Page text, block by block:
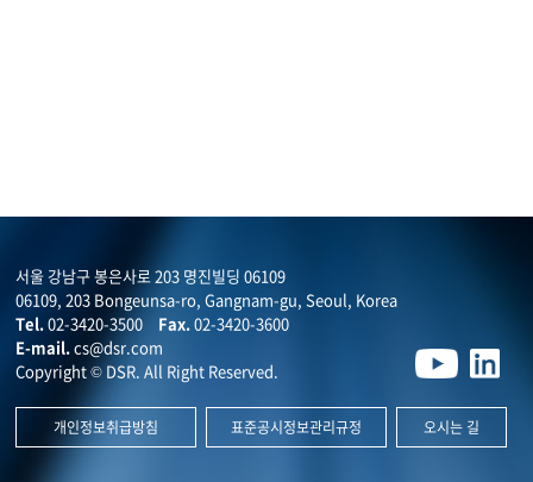
서울 강남구 봉은사로 203 명진빌딩 06109
06109, 203 Bongeunsa-ro, Gangnam-gu, Seoul, Korea
Tel. 02-3420-3500 Fax. 02-3420-3600
E-mail. cs@dsr.com
Copyright © DSR. All Right Reserved.
개인정보취급방침 표준공시정보관리규정 오시는 길